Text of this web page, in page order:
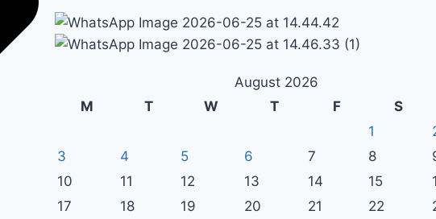
August 2026
M
T W T F S
1
3
4 5 6 7 8
10
11 12 13 14 15
17
18 19 20 21 22